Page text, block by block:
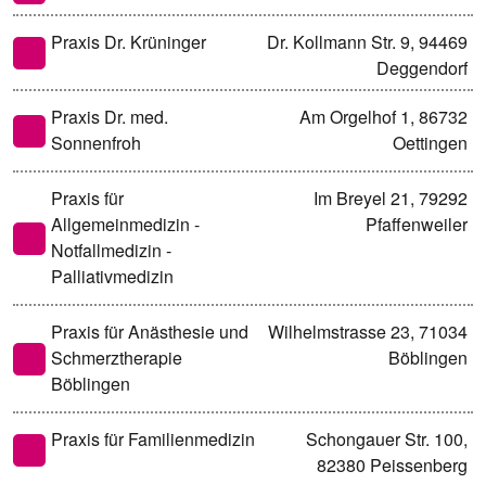
Praxis Dr. Krüninger
Dr. Kollmann Str. 9, 94469
Deggendorf
Praxis Dr. med.
Sonnenfroh
Am Orgelhof 1, 86732
Oettingen
Praxis für
Allgemeinmedizin -
Notfallmedizin -
Palliativmedizin
Im Breyel 21, 79292
Pfaffenweiler
Praxis für Anästhesie und
Schmerztherapie
Böblingen
Wilhelmstrasse 23, 71034
Böblingen
Praxis für Familienmedizin
Schongauer Str. 100,
82380 Peissenberg